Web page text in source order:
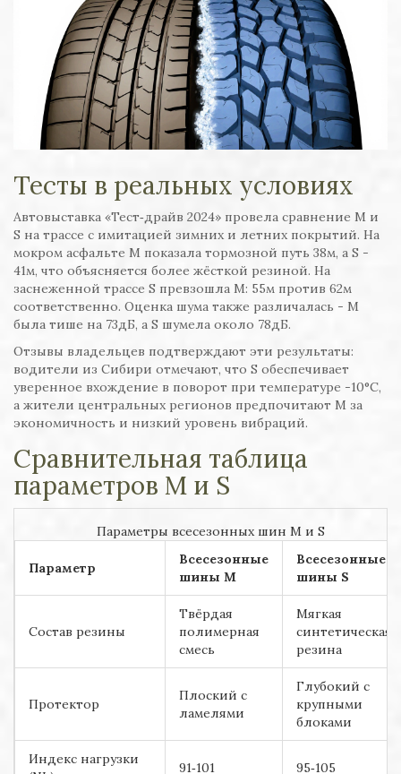
Тесты в реальных условиях
Автовыставка «Тест‑драйв 2024» провела сравнение M и
S на трассе с имитацией зимних и летних покрытий. На
мокром асфальте M показала тормозной путь 38м, а S -
41м, что объясняется более жёсткой резиной. На
заснеженной трассе S превзошла M: 55м против 62м
соответственно. Оценка шума также различалась - M
была тише на 73дБ, а S шумела около 78дБ.
Отзывы владельцев подтверждают эти результаты:
водители из Сибири отмечают, что S обеспечивает
уверенное вхождение в поворот при температуре -10°C,
а жители центральных регионов предпочитают M за
экономичность и низкий уровень вибраций.
Сравнительная таблица
параметров M и S
Параметры всесезонных шин M и S
Параметр
Всесезонные
шины M
Всесезонные
шины S
Состав резины
Твёрдая
полимерная
смесь
Мягкая
синтетическая
резина
Протектор
Плоский с
ламелями
Глубокий с
крупными
блоками
Индекс нагрузки
91‑101 95‑105